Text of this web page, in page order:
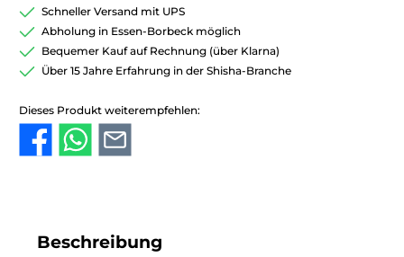
Schneller Versand mit UPS
Abholung in Essen-Borbeck möglich
Bequemer Kauf auf Rechnung (über Klarna)
Über 15 Jahre Erfahrung in der Shisha-Branche
Dieses Produkt weiterempfehlen:
Beschreibung